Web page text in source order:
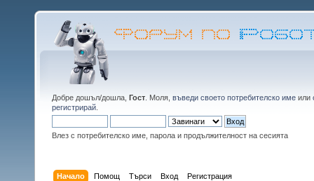
Добре дошъл/дошла, Гост . Моля, въведи своето потребителско име или
регистрирай
Влез с потребителско име, парола и продължителност на сесията
Начало Помощ Търси Вход Регистрация